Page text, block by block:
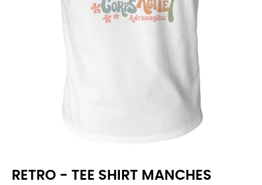
RETRO - TEE SHIRT MANCHES